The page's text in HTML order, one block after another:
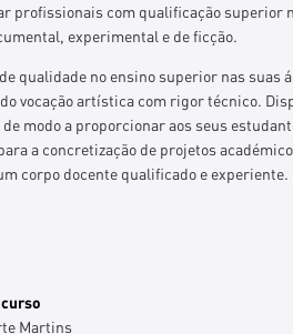
profissionais com qualificação superior
experimental e de ficção.
qualidade no ensino superior nas suas
vocação artística com rigor técnico.
modo a proporcionar aos seus
a concretização de projetos
corpo docente qualificado e experiente.
Martins